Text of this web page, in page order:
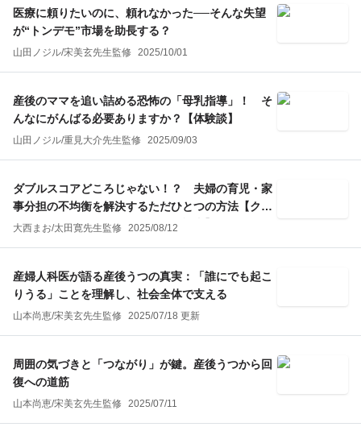
医療に頼りたいのに、頼れなかった──そんな失望
が“トンデモ”市場を助長する？
山田ノジル/宋美玄先生監修 2025/10/01
産後のママを追い詰める恐怖の「母乳指導」！ そ
んなにがんばる必要ありますか？【体験談】
山田ノジル/重見大介先生監修 2025/09/03
ダブルスコアどころじゃない！？ 夫婦の育児・家
事分担の不均衡を解決するただひとつの方法【クラ
ウドファンディング・リクエスト記事】
大西まお/太田寛先生監修 2025/08/12
産婦人科医が語る産後うつの真実：「誰にでも起こ
りうる」ことを理解し、社会全体で支える
山本尚恵/宋美玄先生監修 2025/07/18 更新
周囲の気づきと「つながり」が鍵。産後うつから回
復への道筋
山本尚恵/宋美玄先生監修 2025/07/11